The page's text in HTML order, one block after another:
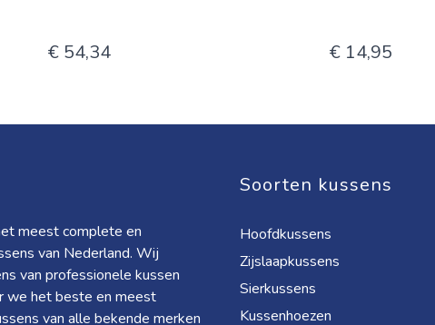
€ 54,34 € 14,95
meest complete en
van Nederland. Wij
van professionele kussen
we het beste en meest
van alle bekende merken
Soorten kussens
Hoofdkussens
Zijslaapkussens
Sierkussens
Kussenhoezen